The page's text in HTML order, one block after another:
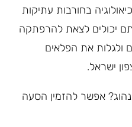
בחורבות עתיקות
יכולים לצאת להרפתקה
את הפלאים
ישראל.
אפשר להזמין הסעה